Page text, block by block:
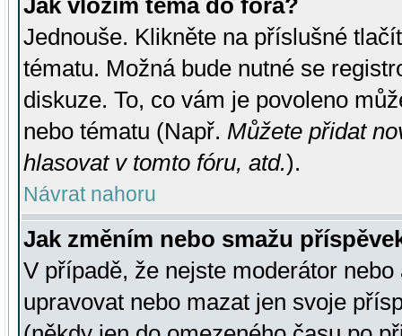
Jak vložím téma do fóra?
Jednouše. Klikněte na příslušné
tématu. Možná bude nutné se
diskuze. To, co vám je povoleno
nebo tématu (Např. Můžete přidat
hlasovat v tomto fóru, atd.).
Návrat nahoru
Jak změním nebo smažu
V případě, že nejste moderátor
upravovat nebo mazat jen svoje